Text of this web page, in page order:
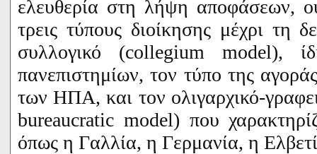
ελευθερία στη λήψη αποφάσεων,
τρεις τύπους διοίκησης μέχρι τη
συλλογικό (collegium model),
πανεπιστημίων, τον τύπο της
των ΗΠΑ, και τον ολιγαρχικό-
bureaucratic model) που
όπως η Γαλλία, η Γερμανία, η